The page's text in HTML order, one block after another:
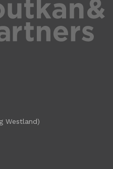
Westland)